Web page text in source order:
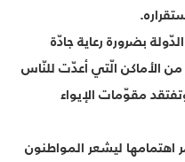
بضرورة رعاية جادّة
الأماكن الّتي أعدّت للنّاس
مقوّمات الإيواء
اهتمامها ليشعر المواطنون